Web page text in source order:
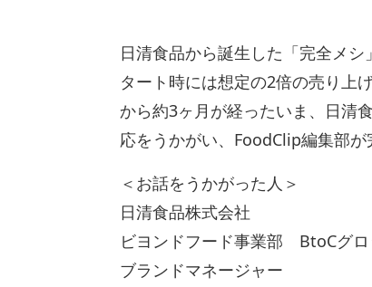
日清食品から誕生した「完全メ
タート時には想定の2倍の売り上
から約3ヶ月が経ったいま、日清
応をうかがい、FoodClip編集部が
＜お話をうかがった人＞
日清食品株式会社
ビヨンドフード事業部 BtoCグ
ブランドマネージャー